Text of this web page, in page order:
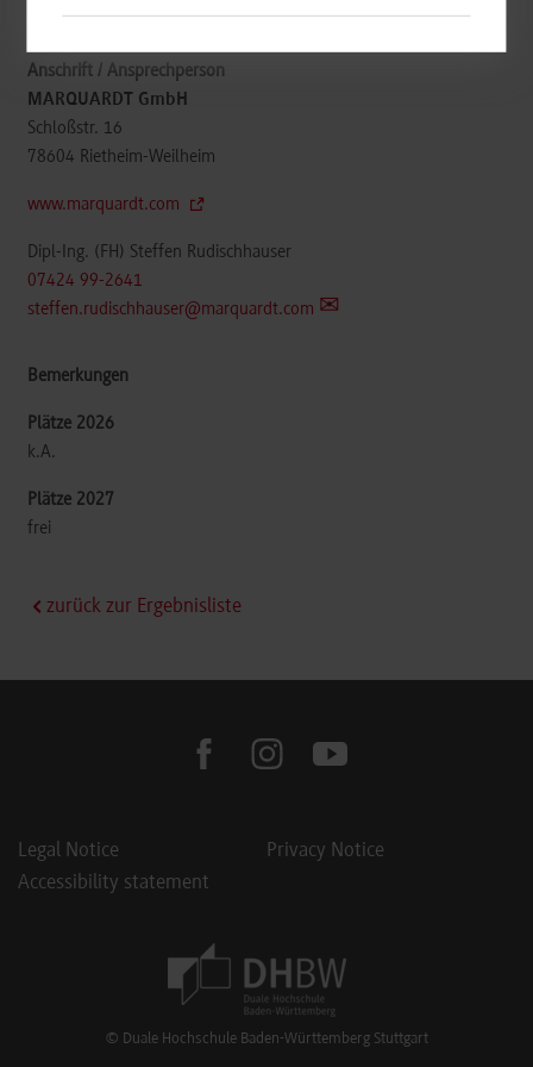
Management
MARQUARDT GmbH
Schloßstr. 16
78604 Rietheim-Weilheim
www.marquardt.com
Dipl-Ing. (FH) Steffen Rudischhauser
07424 99-2641
steffen.rudischhauser@marquardt.com
k.A.
frei
zurück zur Ergebnisliste
Footer Meta Navigation
facebookinstagramyoutube
Legal Notice
Privacy Notice
Accessibility statement
© Duale Hochschule Baden-Württemberg Stuttgart